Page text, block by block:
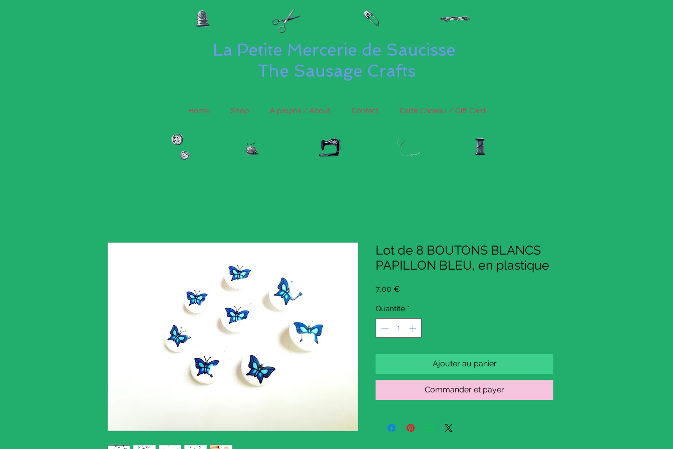
La Petite Mercerie de Saucisse
The Sausage Crafts
Home Shop A propos / About Contact Carte Cadeau / Gift Card
Lot de 8 BOUTONS BLANCS
PAPILLON BLEU, en plastique
7,00 €
Quantité *
Ajouter au panier
Commander et payer